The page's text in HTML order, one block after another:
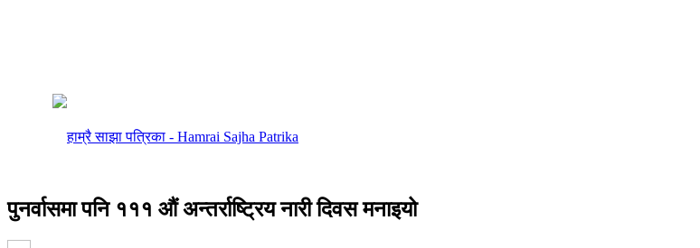
पुनर्वासमा पनि १११ औं अन्तर्राष्ट्रिय नारी दिवस मनाइयो